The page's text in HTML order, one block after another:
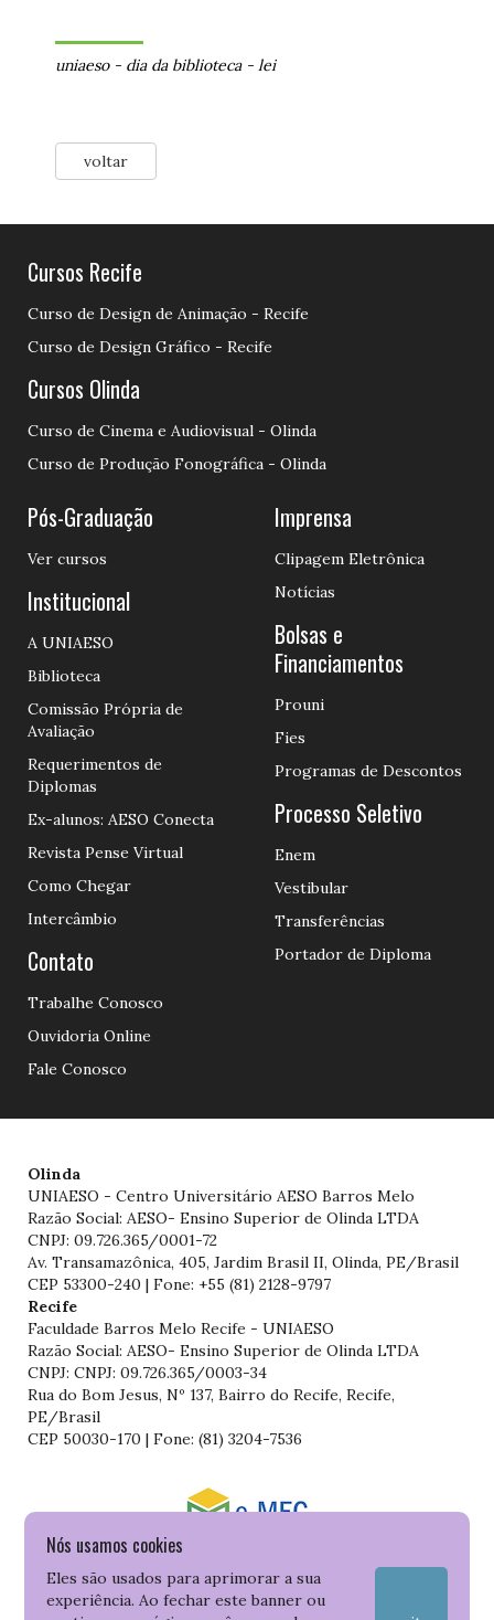
uniaeso- dia da biblioteca- lei
voltar
Nós usamos cookies
Eles são usados para aprimorar a sua
experiência. Ao fechar este banner ou
Cursos Recife
Curso de Design de Animação - Recife
Curso de Design Gráfico - Recife
Cursos Olinda
Curso de Cinema e Audiovisual - Olinda
Curso de Produção Fonográfica - Olinda
Pós-Graduação
Ver cursos
Institucional
A UNIAESO
Biblioteca
Comissão Própria de
Avaliação
Requerimentos de
Diplomas
Ex-alunos: AESO Conecta
Revista Pense Virtual
Como Chegar
Intercâmbio
Contato
Trabalhe Conosco
Ouvidoria Online
Fale Conosco
Imprensa
Clipagem Eletrônica
Notícias
Bolsas e
Financiamentos
Prouni
Fies
Programas de Descontos
Processo Seletivo
Enem
Vestibular
Transferências
Portador de Diploma
Olinda
UNIAESO - Centro Universitário AESO Barros Melo
Razão Social: AESO- Ensino Superior de Olinda LTDA
CNPJ: 09.726.365/0001-72
Av. Transamazônica, 405, Jardim Brasil II, Olinda, PE/Brasil
CEP 53300-240 | Fone: +55 (81) 2128-9797
Recife
Faculdade Barros Melo Recife - UNIAESO
Razão Social: AESO- Ensino Superior de Olinda LTDA
CNPJ: CNPJ: 09.726.365/0003-34
Rua do Bom Jesus, Nº 137, Bairro do Recife, Recife,
PE/Brasil
CEP 50030-170 | Fone: (81) 3204-7536
Consulte o cadastro da Instituição no Sistema do e-MEC